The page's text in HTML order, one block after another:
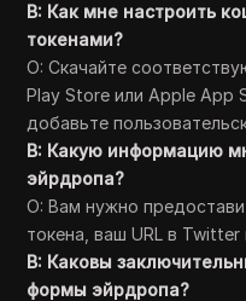
В: Как мне настроить
токенами?
О: Скачайте
Play Store или Apple App
добавьте
В: Какую информацию
эйрдропа?
О: Вам нужно
токена, ваш URL в
В: Каковы
формы эйрдропа?